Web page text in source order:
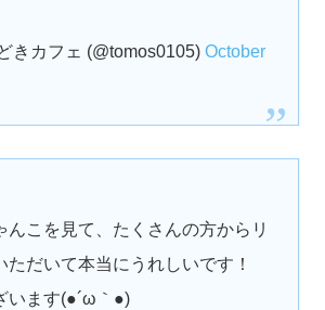
きカフェ (@tomos0105)October
んこを見て、たくさんの方からリ
ただいて本当にうれしいです！
います(●´ω｀●)